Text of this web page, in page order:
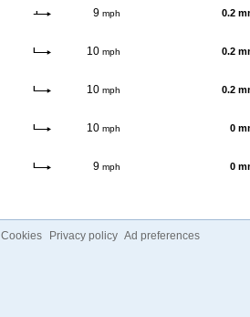
9 mph 0.2
10 mph 0.2
10 mph 0.2
10 mph 0
9 mph 0
Cookies Privacy policy Ad preferences